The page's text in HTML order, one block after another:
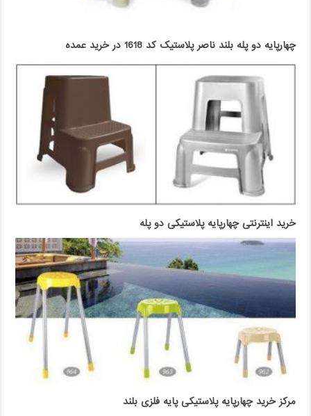
چهارپایه دو پله بلند ناصر پلاستیک کد 1618 در خرید عمده
خرید اینترنتی چهارپایه پلاستیکی دو پله
مرکز خرید چهارپایه پلاستیکی پایه فلزی بلند